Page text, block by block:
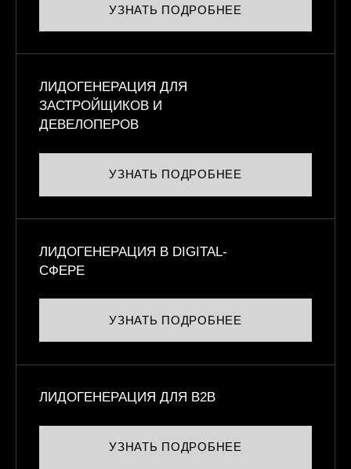
УЗНАТЬ ПОДРОБНЕЕ
ЛИДОГЕНЕРАЦИЯ ДЛЯ
ЗАСТРОЙЩИКОВ И
ДЕВЕЛОПЕРОВ
УЗНАТЬ ПОДРОБНЕЕ
ЛИДОГЕНЕРАЦИЯ В DIGITAL-
СФЕРЕ
УЗНАТЬ ПОДРОБНЕЕ
ЛИДОГЕНЕРАЦИЯ ДЛЯ B2B
УЗНАТЬ ПОДРОБНЕЕ